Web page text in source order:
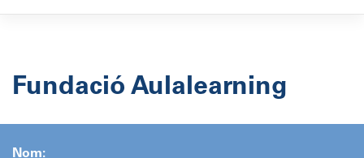
Fundació Aulalearning
Nom: